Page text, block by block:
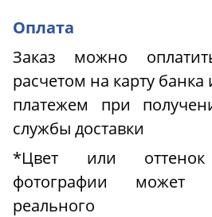
Оплата
Заказ можно
расчетом на карту
платежем при
службы доставки
*Цвет или
фотографии может
реального